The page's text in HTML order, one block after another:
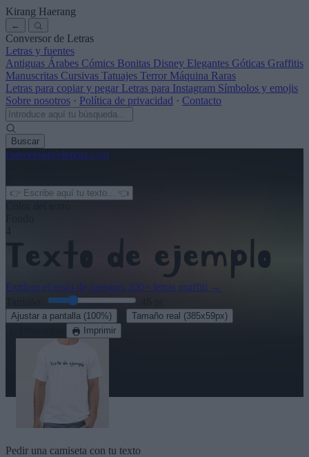
Kirang Haerang
←
Conversor de Letras
Letras y fuentes
Antiguas Árabes Cómics Bonitas Disney Elegantes Góticas Graffitis
Manuscritas Cursivas Tatuajes Terror Máquina Raras
Letras para copiar y pegar Letras para Instagram Símbolos y emojis
Sobre nosotros · Política de privacidad · Contacto
Buscar
conversordeletras.com
Explora el resto de nuestras 200+ letras graffiti →
Ajustar a pantalla (100%) Tamaño real (385x59px)
Imprimir
Pedir una camiseta con tu texto